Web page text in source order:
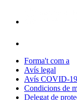
Forma't com a
Avís legal
Avís COVID-19
Condicions de
Delegat de